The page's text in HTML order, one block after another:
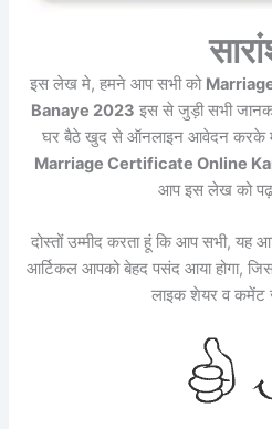
इस लेख मे, हमने आप सभी को
Banaye 2023 इस से जुड़ी सभी
घर बैठे खुद से ऑनलाइन आवेदन करके
Marriage Certificate Online
आप इस लेख को
दोस्तों उम्मीद करता हूं कि आप सभी, यह
आर्टिकल आपको बेहद पसंद आया होगा,
लाइक शेयर व कमेंट